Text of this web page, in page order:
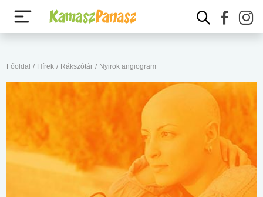
Főoldal / Hírek / Rákszótár / Nyirok angiogram